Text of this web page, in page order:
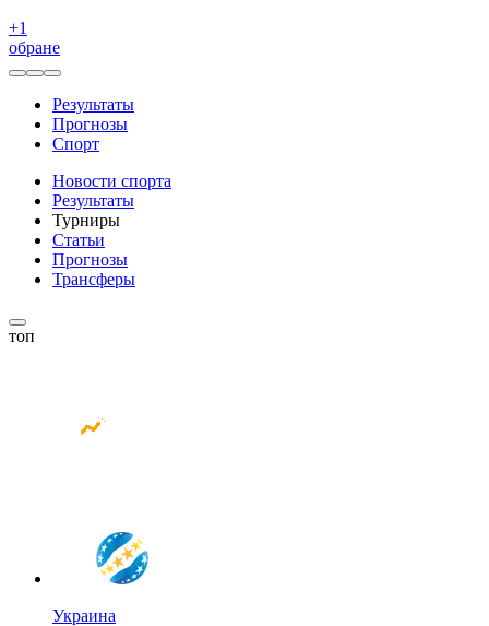
+1
обране
Результаты
Прогнозы
Спорт
Новости спорта
Результаты
Турниры
Статьи
Прогнозы
Трансферы
топ
Украина